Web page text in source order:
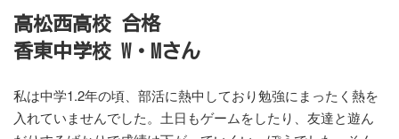
高松西高校 合格
香東中学校 W・Mさん
私は中学1.2年の頃、部活に熱中しており勉強にまったく熱を
入れていませんでした。土日もゲームをしたり、友達と遊ん